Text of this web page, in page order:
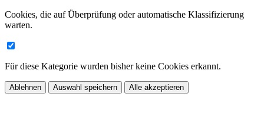
Cookies, die auf Überprüfung oder automatische Klassifizierung
warten.
Für diese Kategorie wurden bisher keine Cookies erkannt.
Ablehnen Auswahl speichern Alle akzeptieren